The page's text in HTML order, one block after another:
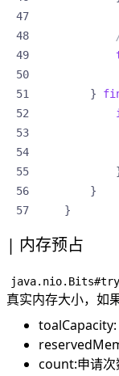
}
}
}
内存预占
真实内存大小，如
toalCapacity:
count:申请次